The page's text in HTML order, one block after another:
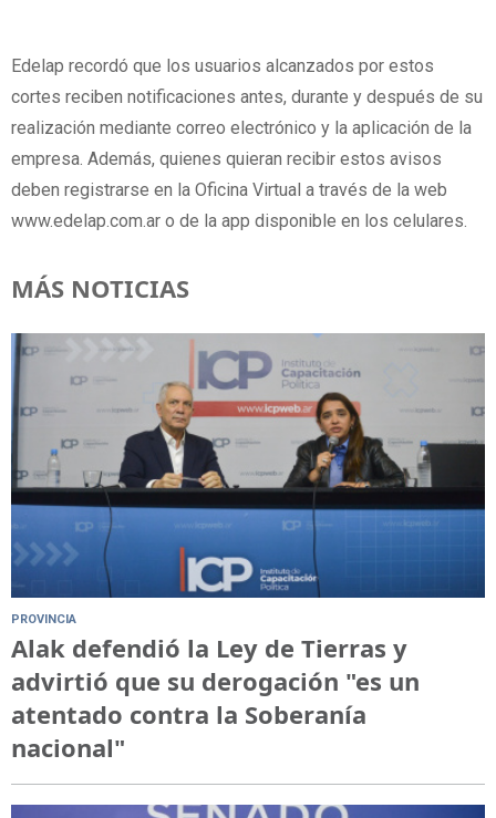
Edelap recordó que los usuarios alcanzados por estos
cortes reciben notificaciones antes, durante y después de su
realización mediante correo electrónico y la aplicación de la
empresa. Además, quienes quieran recibir estos avisos
deben registrarse en la Oficina Virtual a través de la web
www.edelap.com.ar o de la app disponible en los celulares.
MÁS NOTICIAS
PROVINCIA
Alak defendió la Ley de Tierras y
advirtió que su derogación "es un
atentado contra la Soberanía
nacional"